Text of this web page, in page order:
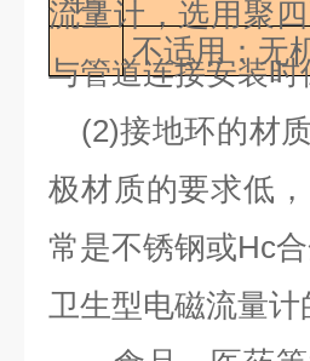
不适用：无
流量计，选用聚
与管道连接安装
(2)接地环的材
极材质的要求低
常是不锈钢或Hc合
卫生型电磁流量计